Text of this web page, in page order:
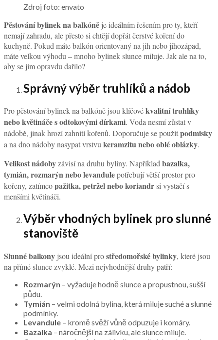
Zdroj foto: envato
Pěstování bylinek na balkóně je ideálním řešením pro ty, kteří
nemají zahradu, ale přesto si chtějí dopřát čerstvé koření do
kuchyně. Pokud máte balkón orientovaný na jih nebo jihozápad,
máte velkou výhodu – mnoho bylinek slunce miluje. Jak ale na to,
aby se jim opravdu dařilo?
Správný výběr truhlíků a nádob
Pro pěstování bylinek na balkóně jsou klíčovékvalitní truhlíky
nebo květináče s odtokovými dírkami. Voda nesmí zůstat v
nádobě, jinak hrozí zahnití kořenů. Doporučuje se použítpodmisky
a na dno nádoby nasypat vrstvukeramzitu nebo oblé oblázky.
Velikost nádobyzávisí na druhu byliny. Napříkladbazalka,
tymián, rozmarýn nebo levandulepotřebují větší prostor pro
kořeny, zatímcopažitka, petržel nebo koriandrsi vystačí s
menšími květináči.
Výběr vhodných bylinek pro slunné
stanoviště
Slunné balkony jsou ideální prostředomořské bylinky, které jsou
na přímé slunce zvyklé. Mezi nejvhodnější druhy patří:
Rozmarýn – vyžaduje hodně slunce a propustnou, sušší
půdu.
Tymián – velmi odolná bylina, která miluje suché a slunné
podmínky.
Levandule – kromě svěží vůně odpuzuje i komáry.
Bazalka – náročnější na zálivku, ale slunce miluje.